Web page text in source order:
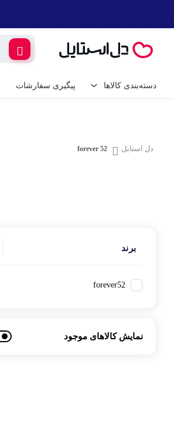
دسته‌بندی کالاها
گیمینگ
پیگیری سفارشات
دل استایل forever 52
برند
forever52
نمایش کالاهای موجود